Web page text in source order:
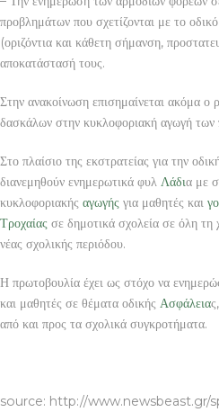
προβλημάτων που σχετίζονται με το οδικό
(οριζόντια και κάθετη σήμανση,
αποκατάστασή τους.
Στην ανακοίνωση επισημαίνεται ακόμα ο
δασκάλων στην κυκλοφοριακή αγωγή των
Στο πλαίσιο της εκστρατείας για την
διανεμηθούν ενημερωτικά φυλ Λάδια με
κυκλοφοριακής αγωγής για μαθητές και
Τροχαίας σε δημοτικά σχολεία σε όλη
νέας σχολικής περιόδου.
Η πρωτοβουλία έχει ως στόχο να
και μαθητές σε θέματα οδικής Ασφάλεια
από και προς τα σχολικά συγκροτήματα.
source: http://www.newsbeast.gr/